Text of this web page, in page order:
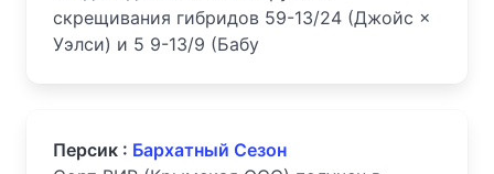
скрещивания гибридов 59-13/24 (Джойс ×
Уэлси) и 5 9-13/9 (Бабу
Персик : Бархатный Сезон